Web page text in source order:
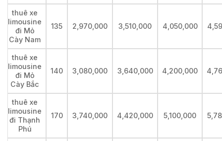
thuê xe
limousine
đi Mỏ
Cày Nam
135 2,970,000 3,510,000 4,050,000
thuê xe
limousine
đi Mỏ
Cày Bắc
140 3,080,000 3,640,000 4,200,000
thuê xe
limousine
đi Thạnh
Phú
170 3,740,000 4,420,000 5,100,000